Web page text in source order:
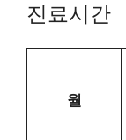
진료시간
월